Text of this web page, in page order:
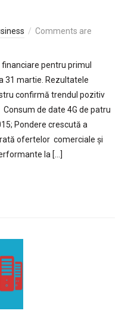
Comments are
pentru primul
31 martie. Rezultatele
confirmă trendul pozitiv
de date 4G de patru
Pondere crescută a
ofertelor comerciale și
la […]